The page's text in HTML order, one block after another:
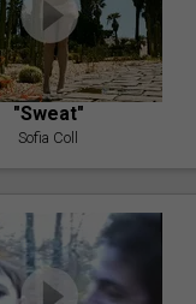
"Sweat"
Sofia Coll